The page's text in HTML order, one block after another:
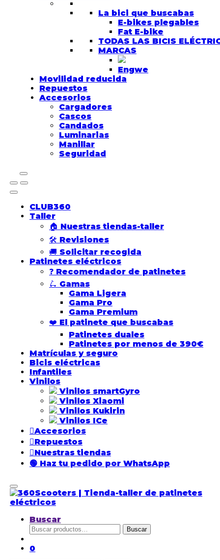
La bici que buscabas
E-bikes plegables
Fat E-bike
TODAS LAS BICIS
MARCAS
Engwe
Movilidad reducida
Repuestos
Accesorios
Cargadores
Cascos
Candados
Luminarias
Manillar
Seguridad
CLUB360
Taller
🏠 Nuestras tiendas-taller
🛠️ Revisiones
🚚 Solicitar recogida
Patinetes eléctricos
❓ Recomendador de patinetes
🛴​ Gamas
Gama Ligera
Gama Pro
Gama Premium
❤️​ El patinete que buscabas
Patinetes duales
Patinetes por menos de 390€
Matrículas y seguro
Bicis eléctricas
Infantiles
Vinilos
Vinilos smartGyro
Vinilos Xiaomi
Vinilos Kukirin
Vinilos ICe
Accesorios
Repuestos
Nuestras tiendas
🟢 Haz tu pedido por WhatsApp
Buscar
Buscar
por:
Buscar
0